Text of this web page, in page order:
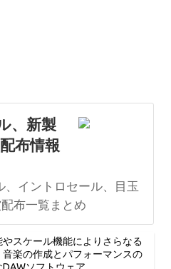
、新製
布情報
イントロセール、目玉
布一覧まとめ
やスケール機能によりさらなる
楽の作成とパフォーマンスの